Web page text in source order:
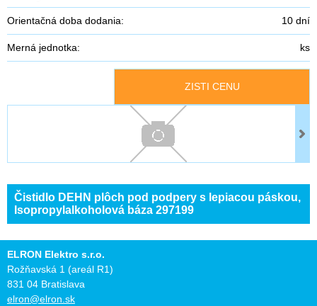
Orientačná doba dodania: 10 dní
Merná jednotka: ks
ZISTI CENU
Čistidlo DEHN plôch pod podpery s lepiacou páskou,
Isopropylalkoholová báza 297199
ELRON Elektro s.r.o.
Rožňavská 1 (areál R1)
831 04 Bratislava
elron@elron.sk